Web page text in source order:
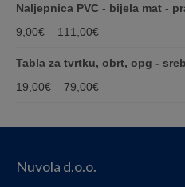
2,50€
3,40€
Naljepnica PVC - bijela mat -
9,00€ – 111,00€Price
111,00€
Tabla za tvrtku, obrt, opg -
19,00€ – 79,00€Price
Nuvola d.o.o.